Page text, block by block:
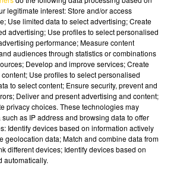
3 min 24 sec
MICRO-ENTREPRENEUR
TROP COMPLEXE ?
comme simple et accessible,
entrepreneur a pourtant vu
au fil des années. Est-il
aujourd’hui ? Grégoire
legitimate interest: Store and/or access
Use limited data to select advertising; Create
advertising; Use profiles to select personalised
performance; Measure content
audiences through statistics or combinations
Develop and improve services; Create
Use profiles to select personalised
to select content; Ensure security, prevent and
Deliver and present advertising and content;
privacy choices. These technologies may
as IP address and browsing data to offer
Identify devices based on information actively
geolocation data; Match and combine data from
different devices; Identify devices based on
automatically.